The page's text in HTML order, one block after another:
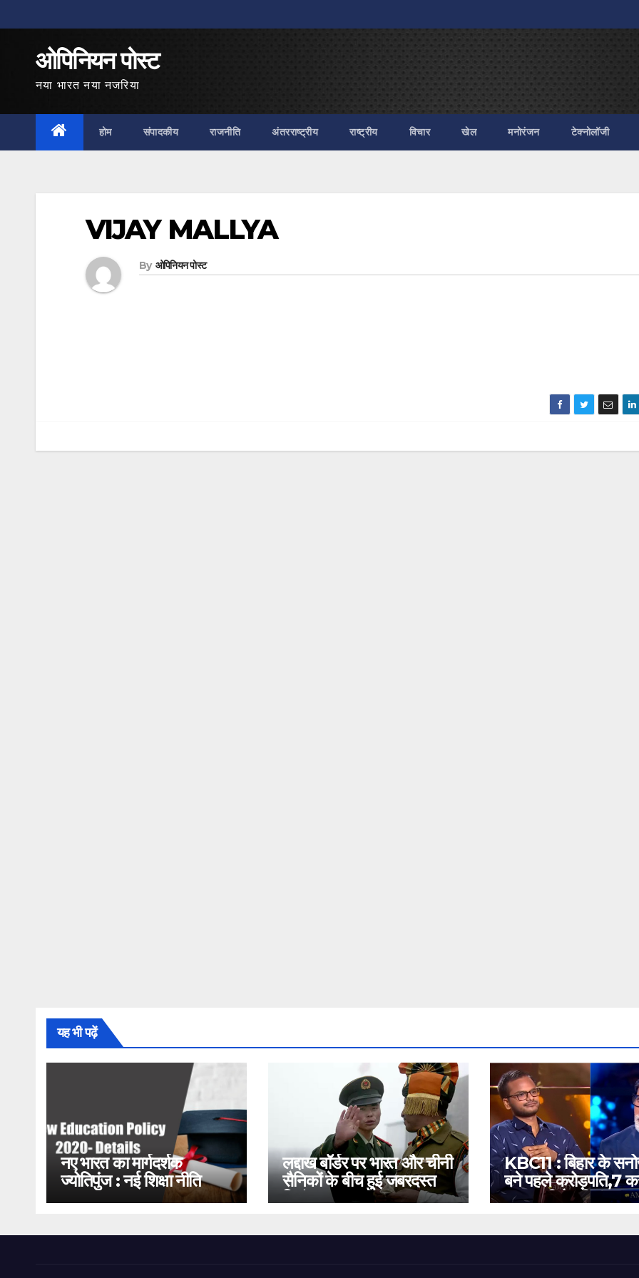
to
ओपिनियन पोस्ट
नया भारत नया नजरिया
होम संपादकीय राजनीति अंतरराष्ट्रीय राष्ट्रीय विचार खेल मनोरंजन टेक्नोलॉजी
VIJAY MALLYA
By ओपिनियन पोस्ट
यह भी पढ़ें
नए भारत का मार्गदर्शक
ज्योतिपुंज : नई शिक्षा नीति
2020
लद्दाख बॉर्डर पर भारत और चीनी
सैनिकों के बीच हुई जबरदस्त
भिड़ंत
KBC11 : बिहार के
बने पहले करोड़पति,7
बस इतनी है दूरी